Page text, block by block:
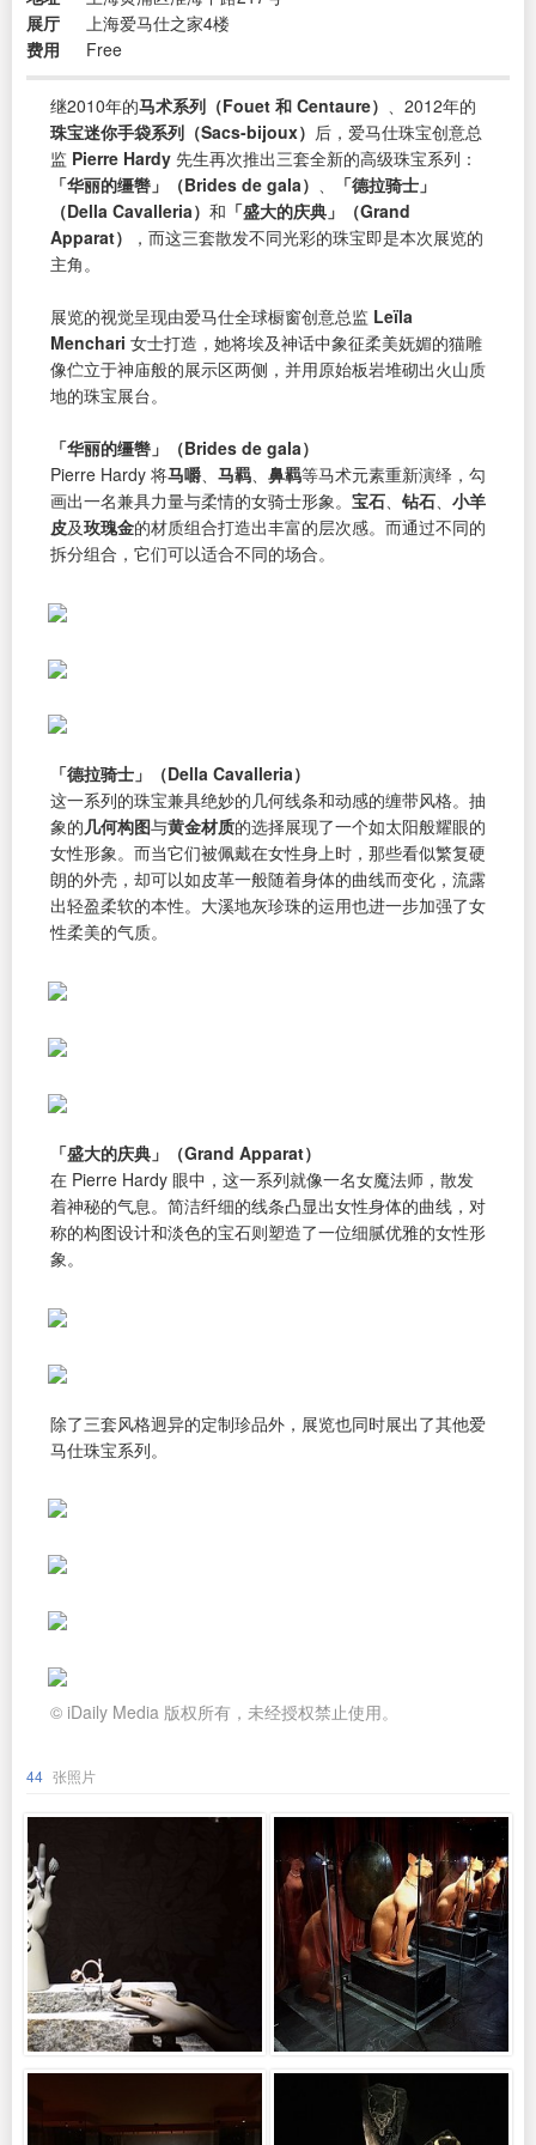
展厅
上海爱马仕之家4楼
费用
Free
继2010年的马术系列（Fouet 和 Centaure）
、2012年的
珠宝迷你手袋系列（Sacs-bijoux） 后，爱马仕珠宝创意总
监 Pierre Hardy 先生再次推出三套全新的高级珠宝系列：
「华丽的缰辔」（Brides de gala）
「德拉骑士」
（Della Cavalleria） 和 「盛大的庆典」（Grand
Apparat）
，而这三套散发不同光彩的珠宝即是本次展览的
主角。
展览的视觉呈现由爱马仕全球橱窗创意总监 Leïla
Menchari 女士打造，她将埃及神话中象征柔美妩媚的猫雕
像伫立于神庙般的展示区两侧，并用原始板岩堆砌出火山质
地的珠宝展台。
「华丽的缰辔」（Brides de gala）
Pierre Hardy 将马嚼 马羁 鼻羁等马术元素重新演绎，勾
画出一名兼具力量与柔情的女骑士形象。 宝石 钻石
小羊
皮及玫瑰金的材质组合打造出丰富的层次感。而通过不同的
拆分组合，它们可以适合不同的场合。
「德拉骑士」（Della Cavalleria）
这一系列的珠宝兼具绝妙的几何线条和动感的缠带风格。抽
象的几何构图与黄金材质的选择展现了一个如太阳般耀眼的
女性形象。而当它们被佩戴在女性身上时，那些看似繁复硬
朗的外壳，却可以如皮革一般随着身体的曲线而变化，流露
出轻盈柔软的本性。大溪地灰珍珠的运用也进一步加强了女
性柔美的气质。
「盛大的庆典」（Grand Apparat）
在 Pierre Hardy 眼中，这一系列就像一名女魔法师，散发
着神秘的气息。简洁纤细的线条凸显出女性身体的曲线，对
称的构图设计和淡色的宝石则塑造了一位细腻优雅的女性形
象。
除了三套风格迥异的定制珍品外，展览也同时展出了其他爱
马仕珠宝系列。
© iDaily Media 版权所有，未经授权禁止使用。
44 张照片